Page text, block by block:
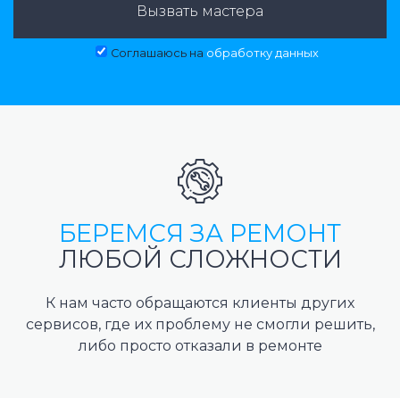
Вызвать мастера
Соглашаюсь на обработку данных
БЕРЕМСЯ ЗА РЕМОНТ
ЛЮБОЙ СЛОЖНОСТИ
К нам часто обращаются клиенты других
сервисов, где их проблему не смогли решить,
либо просто отказали в ремонте